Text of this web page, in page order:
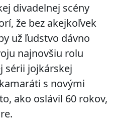
divadelnej scény
že bez akejkoľvek
už ľudstvo dávno
najnovšiu rolu
sérii jojkárskej
s novými
ako oslávil 60 rokov,